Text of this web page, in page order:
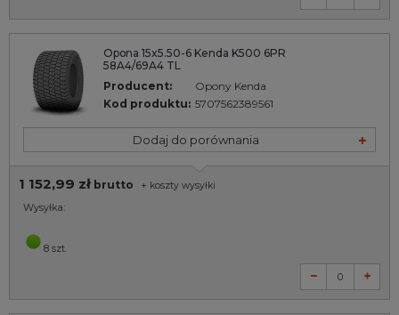
Opona 15x5.50-6 Kenda K500 6PR
58A4/69A4 TL
Producent:
Opony Kenda
Kod produktu: 5707562389561
Dodaj do porównania
1 152,99 zł brutto + koszty wysyłki
Wysyłka:
8 szt.